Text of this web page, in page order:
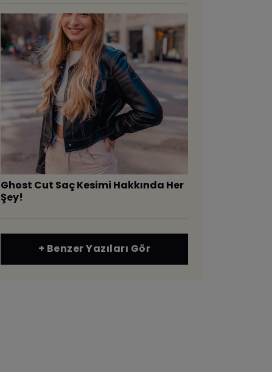
Ghost Cut Saç Kesimi Hakkında Her
Şey!
+ Benzer Yazıları Gör